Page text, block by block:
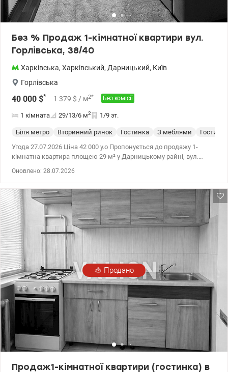
Без % Продаж 1-кімнатної квартири вул.
Горлівська, 38/40
Харківська, Харківський, Дарницький, Київ
Горлівська
40 000 $* 1 379 $ / м2* Без комісії
1 кімната 29/13/6 м2 1/9 эт.
Біля метро Вторинний ринок Гостинка З меблями
Гостинка
Угода 27.07.2026 Ціна 42 000 у.о Пропонується до продажу 1-
кімнатна квартира площею 29 м² у Дарницькому райні, вул.
простягається вздовж квартири. Вікна виходять у тихий зелений
двір. Будинок розташований у районі з розвиненою
інфраструктурою. До станцій метро «Харківська» та
«Бориспільська» — близько 10 хвилин громадським
транспортом. Поруч зупинки транспорту, супермаркети,
магазини, кафе, аптеки. У пішій доступності — Парк
Партизанської Слави та озеро Сонячне. Квартира повністю
готова до проживання та також стане вигідною інвестицією для
подальшої здачі в оренду. Без комісії для покупця. Телефонуйте
та записуйтеся на перегляд! valion/1153931
Оновлено: 28.07.2026
Продано
Продаж1-кімнатної квартири (гостинка) в